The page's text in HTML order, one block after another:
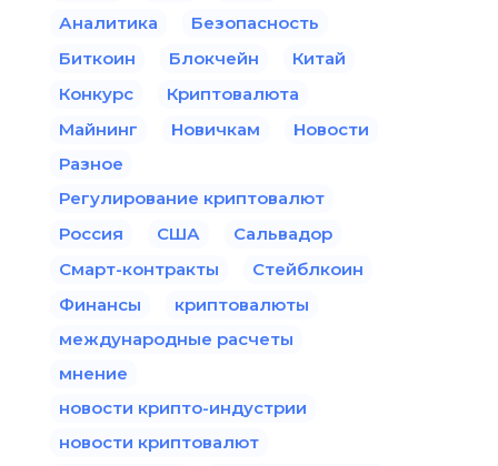
Аналитика
Безопасность
Биткоин
Блокчейн
Китай
Конкурс
Криптовалюта
Майнинг
Новичкам
Новости
Разное
Регулирование криптовалют
Россия
США
Сальвадор
Смарт-контракты
Стейблкоин
Финансы
криптовалюты
международные расчеты
мнение
новости крипто-индустрии
новости криптовалют